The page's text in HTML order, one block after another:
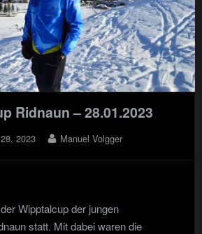
Ridnaun – 28.01.2023
2023 By
Manuel Volgger
Wipptalcup der jungen
statt. Mit dabei waren die